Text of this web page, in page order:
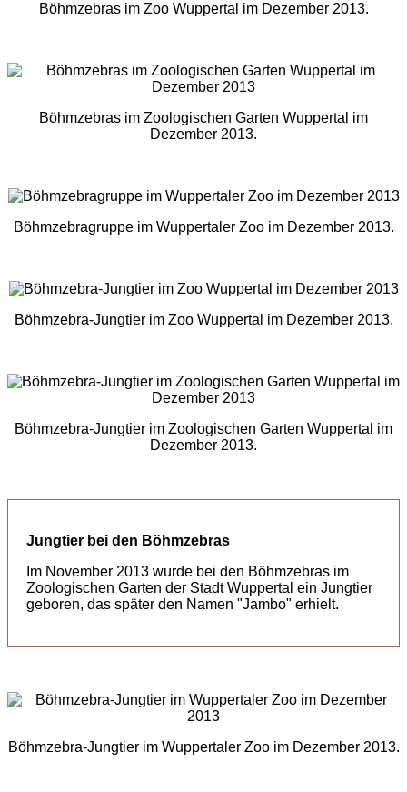
Böhmzebras im Zoo Wuppertal im Dezember 2013.
Böhmzebras im Zoologischen Garten Wuppertal im
Dezember 2013.
Böhmzebragruppe im Wuppertaler Zoo im Dezember 2013.
Böhmzebra-Jungtier im Zoo Wuppertal im Dezember 2013.
Böhmzebra-Jungtier im Zoologischen Garten Wuppertal im
Dezember 2013.
Jungtier bei den Böhmzebras
Im November 2013 wurde bei den Böhmzebras im
Zoologischen Garten der Stadt Wuppertal ein Jungtier
geboren, das später den Namen "Jambo" erhielt.
Böhmzebra-Jungtier im Wuppertaler Zoo im Dezember 2013.